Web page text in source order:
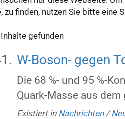
zu finden, nutzen Sie bitte eine
Inhalte gefunden
W-Boson- gegen
Die 68 %- und 95 %-
Quark-Masse aus
Existiert in Nachrichten /